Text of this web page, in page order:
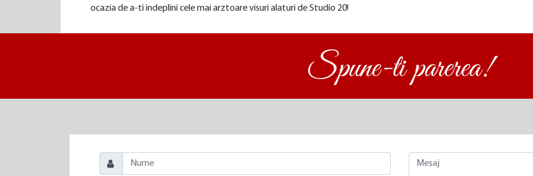
ocazia de a-ti indeplini cele mai arztoare visuri alaturi de Studio 20!
Spune-ti parerea!